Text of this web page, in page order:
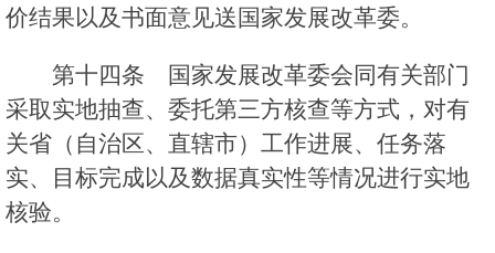
价结果以及书面意见送国家发展改革委。
第十四条 国家发展改革委会同有关部门
采取实地抽查、委托第三方核查等方式，对有
关省（自治区、直辖市）工作进展、任务落
实、目标完成以及数据真实性等情况进行实地
核验。